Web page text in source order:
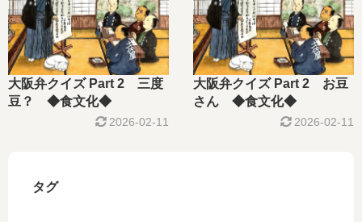
大阪弁クイズ Part 2 三度
豆？ ◆食文化◆
2026-02-11
大阪弁クイズ Part 2 お豆
さん ◆食文化◆
2026-02-11
タグ